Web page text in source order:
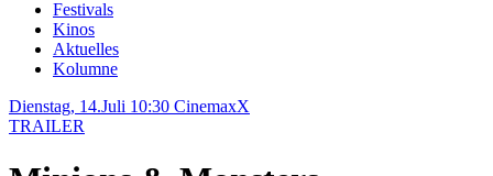
Festivals
Kinos
Aktuelles
Kolumne
Dienstag, 14.Juli 10:30 CinemaxX
TRAILER